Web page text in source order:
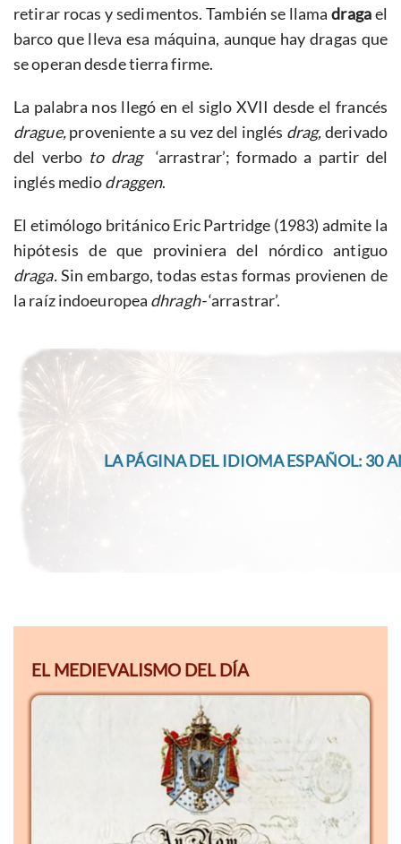
retirar rocas y sedimentos. También se llamadragael
barco que lleva esa máquina, aunque hay dragas que
se operan desde tierra firme.
La palabra nos llegó en el siglo XVII desde el francés
drague,proveniente a su vez del inglés drag,derivado
del verbo to drag ‘arrastrar’; formado a partir del
inglés mediodraggen.
El etimólogo británico Eric Partridge (1983) admite la
hipótesis de que proviniera del nórdico antiguo
draga.Sin embargo, todas estas formas provienen de
la raíz indoeuropea dhragh-‘arrastrar’.
LA PÁGINA DEL IDIOMA ESPAÑOL: 30
EL MEDIEVALISMO DEL DÍA